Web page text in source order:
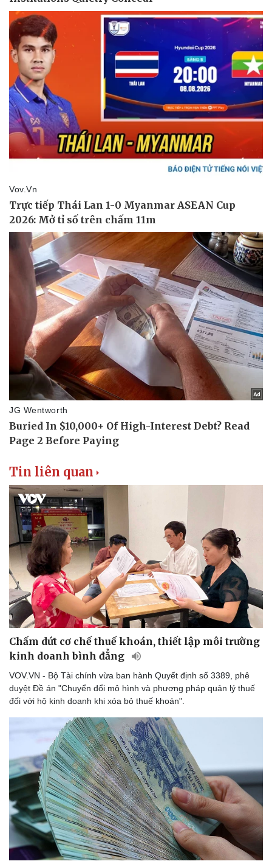
Doanh nhân
Vì cộng đồng
Trải nghiệm
Chuyển đổi số
Sức khỏe
Dinh dưỡng - món ngon
Cây thuốc
Sản phụ khoa
Đời sống
Nhà đẹp
Blog
Tình yêu - Gia đình
Tin liên quan
Chấm dứt cơ chế thuế khoán, thiết lập môi trường
kinh doanh bình đẳng
VOV.VN - Bộ Tài chính vừa ban hành Quyết định số 3389, phê
duyệt Đề án "Chuyển đổi mô hình và phương pháp quản lý thuế
đối với hộ kinh doanh khi xóa bỏ thuế khoán".